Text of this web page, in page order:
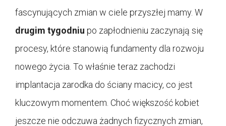
fascynujących zmian w ciele przyszłej mamy. W
drugim tygodniu po zapłodnieniu zaczynają się
procesy, które stanowią fundamenty dla rozwoju
nowego życia. To właśnie teraz zachodzi
implantacja zarodka do ściany macicy, co jest
kluczowym momentem. Choć większość kobiet
jeszcze nie odczuwa żadnych fizycznych zmian,